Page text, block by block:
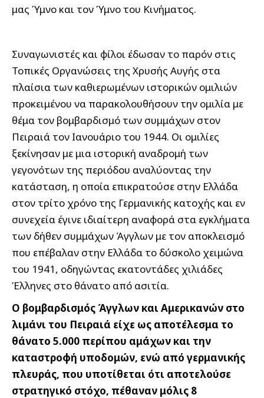
μας Ύμνο και τον Ύμνο του Κινήματος.
Συναγωνιστές και φίλοι έδωσαν το παρόν στις
Τοπικές Οργανώσεις της Χρυσής Αυγής στα
πλαίσια των καθιερωμένων ιστορικών ομιλιών
προκειμένου να παρακολουθήσουν την ομιλία με
θέμα τον βομβαρδισμό των συμμάχων στον
Πειραιά τον Ιανουάριο του 1944. Οι ομιλίες
ξεκίνησαν με μια ιστορική αναδρομή των
γεγονότων της περιόδου αναλύοντας την
κατάσταση, η οποία επικρατούσε στην Ελλάδα
στον τρίτο χρόνο της Γερμανικής κατοχής και εν
συνεχεία έγινε ιδιαίτερη αναφορά στα εγκλήματα
των δήθεν συμμάχων Άγγλων με τον αποκλεισμό
που επέβαλαν στην Ελλάδα το δύσκολο χειμώνα
του 1941, οδηγώντας εκατοντάδες χιλιάδες
Έλληνες στο θάνατο από ασιτία.
Ο βομβαρδισμός Άγγλων και Αμερικανών στο
λιμάνι του Πειραιά είχε ως αποτέλεσμα το
θάνατο 5.000 περίπου αμάχων και την
καταστροφή υποδομών, ενώ από γερμανικής
πλευράς, που υποτίθεται ότι αποτελούσε
στρατηγικό στόχο, πέθαναν μόλις 8